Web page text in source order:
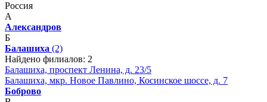
Россия
А
Александров
Б
Балашиха (2)
Найдено филиалов: 2
Балашиха, проспект Ленина, д. 23/5
Балашиха, мкр. Новое Павлино, Косинское шоссе, д. 7
Боброво